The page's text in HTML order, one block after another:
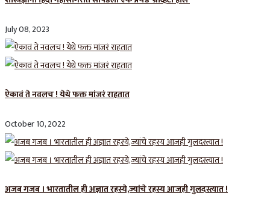
July 08, 2023
ऐकावं ते नवलच ! येथे फक्त मांजरं राहतात
October 10, 2022
अजब गजब । भारतातील ही अज्ञात रहस्ये,ज्यांचे रहस्य आजही गुलदस्त्यात !